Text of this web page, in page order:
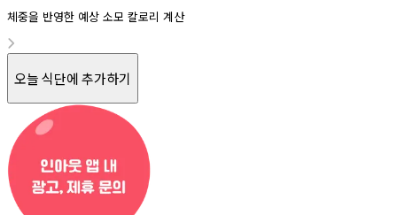
체중을 반영한 예상 소모 칼로리 계산
오늘 식단에 추가하기